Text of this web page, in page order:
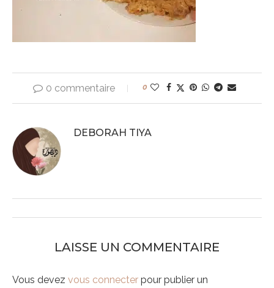
0 commentaire 0
DEBORAH TIYA
LAISSE UN COMMENTAIRE
Vous devez vous connecter pour publier un